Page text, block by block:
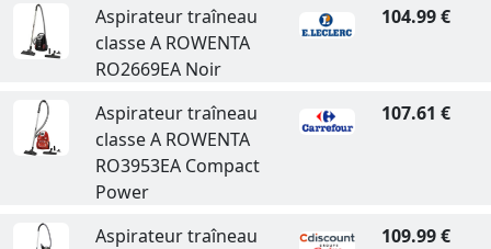
Aspirateur traîneau
classe A ROWENTA
RO2669EA Noir
104.99 €
Aspirateur traîneau
classe A ROWENTA
RO3953EA Compact
Power
107.61 €
Aspirateur traîneau
109.99 €